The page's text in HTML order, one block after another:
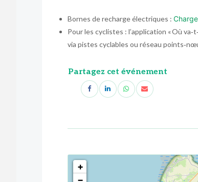
Bornes de recharge électriques :
Pour les cyclistes : l’application « Où
via pistes cyclables ou réseau
Partagez cet événement
<!---->
+
−